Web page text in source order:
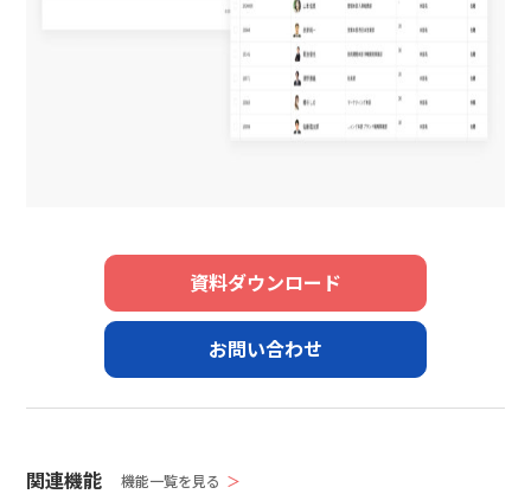
資料ダウンロード
お問い合わせ
関連機能 機能一覧を見る ＞